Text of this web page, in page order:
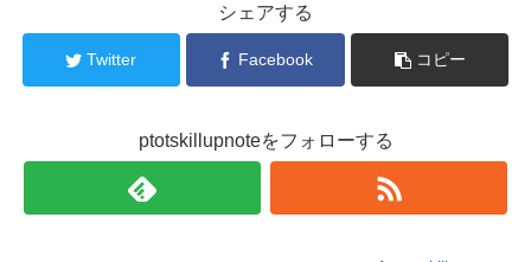
(
新
し
で
リ
ッ
ク
(
し
シェアする
Twitter Facebook コピー
ptotskillupnoteをフォローする